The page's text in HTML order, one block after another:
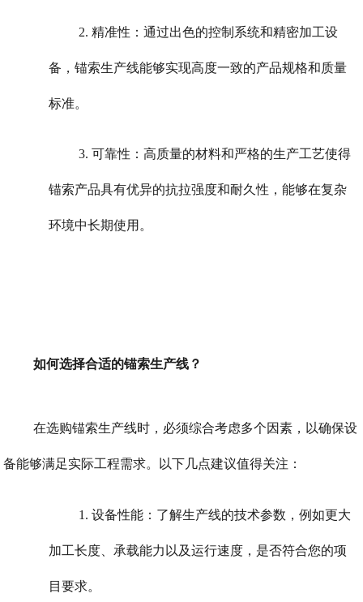
2. 精准性：通过出色的控制系统和精密加工设
备，锚索生产线能够实现高度一致的产品规格和质量
标准。
3. 可靠性：高质量的材料和严格的生产工艺使得
锚索产品具有优异的抗拉强度和耐久性，能够在复杂
环境中长期使用。
如何选择合适的锚索生产线？
在选购锚索生产线时，必须综合考虑多个因素，以确保设
备能够满足实际工程需求。以下几点建议值得关注：
1. 设备性能：了解生产线的技术参数，例如更大
加工长度、承载能力以及运行速度，是否符合您的项
目要求。